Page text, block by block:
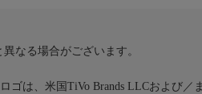
なる場合がございます。
ゴは、米国TiVo Brands LLCおよび